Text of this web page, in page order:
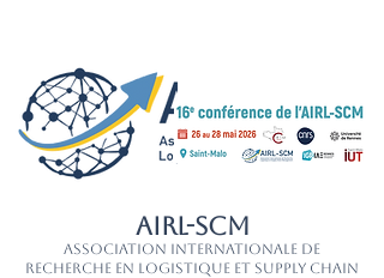
AIRL-SCM
Association Internationale de
Recherche en Logistique et Supply Chain